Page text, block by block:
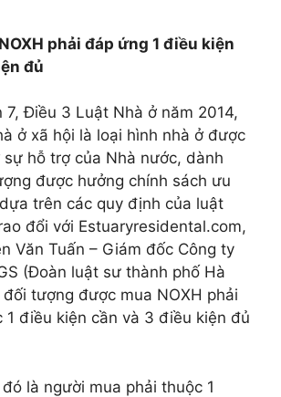
phải đáp ứng 1 điều kiện
đủ
7, Điều 3 Luật Nhà ở năm 2014,
ở xã hội là loại hình nhà ở được
hỗ trợ của Nhà nước, dành
được hưởng chính sách ưu
trên các quy định của luật
đổi với Estuaryresidental.com,
Văn Tuấn – Giám đốc Công ty
(Đoàn luật sư thành phố Hà
tượng được mua NOXH phải
1 điều kiện cần và 3 điều kiện đủ
là người mua phải thuộc 1